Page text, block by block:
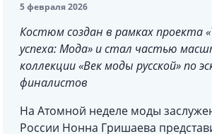
5 февраля 2026
Костюм создан в рамках проекта
успеха: Мода» и стал частью
коллекции «Век моды русской» по
финалистов
На Атомной неделе моды
России Нонна Гришаева